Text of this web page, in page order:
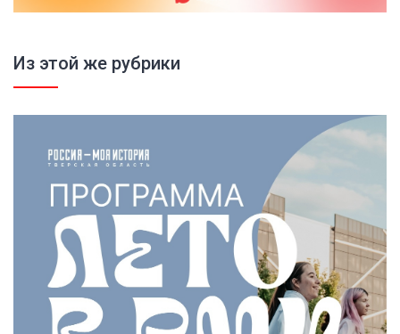
Из этой же рубрики